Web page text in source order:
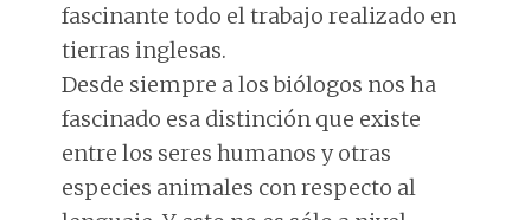
fascinante todo el trabajo realizado en
tierras inglesas.
Desde siempre a los biólogos nos ha
fascinado esa distinción que existe
entre los seres humanos y otras
especies animales con respecto al